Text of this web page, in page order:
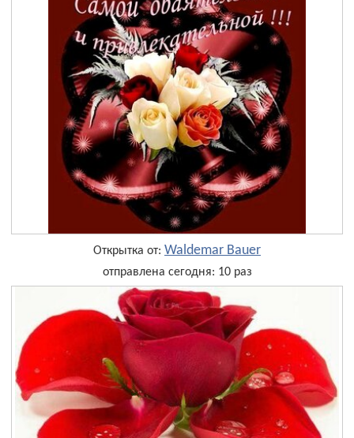
Открытка от: Waldemar Bauer
отправлена сегодня: 10 раз